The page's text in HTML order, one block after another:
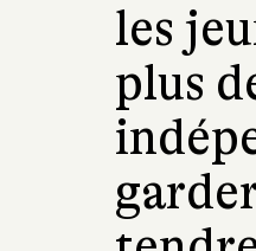
les
plus